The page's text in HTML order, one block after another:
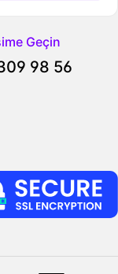
Geçin
98 56